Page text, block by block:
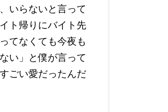
いらないと言って
ト帰りにバイト先
てなくても今夜も
い」と僕が言って
ごい愛だったんだ